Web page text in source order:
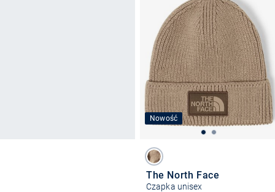
Nowość
The North Face
Czapka unisex